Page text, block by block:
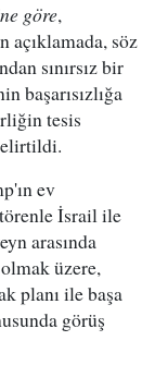
göre,
açıklamada, söz
sınırsız bir
başarısızlığa
tesis
ev
İsrail ile
arasında
üzere,
planı ile başa
görüş